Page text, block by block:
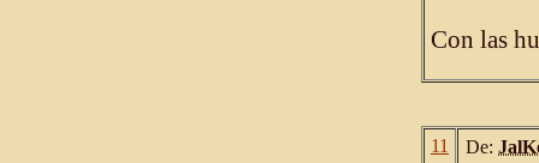
Con las
11 De: